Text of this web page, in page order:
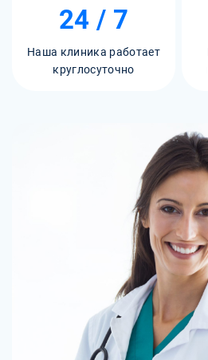
24 / 7
Наша клиника работает
круглосуточно